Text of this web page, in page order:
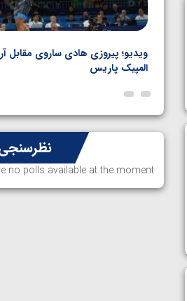
ویدیو؛ پیروزی هادی ساروی مقابل
المپیک پاریس
no polls available at the moment.